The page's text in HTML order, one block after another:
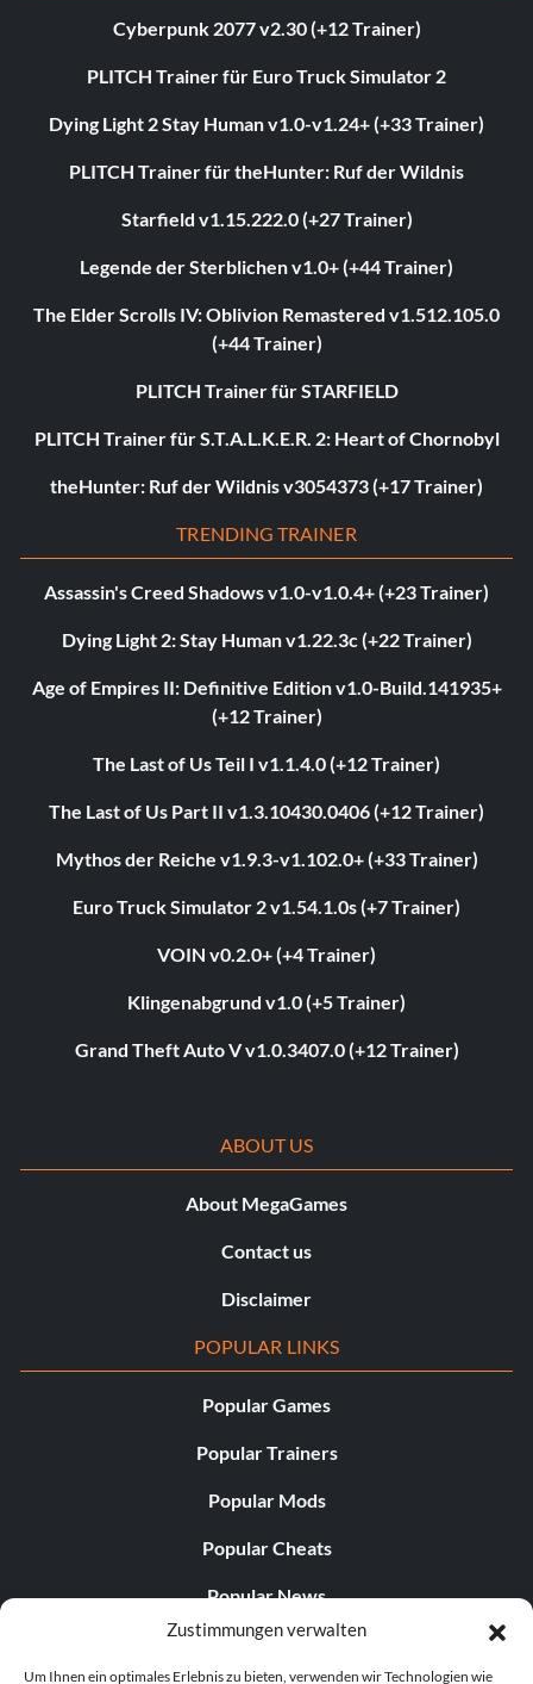
Zustimmungen verwalten
Um Ihnen ein optimales Erlebnis zu bieten, verwenden wir Technologien wie
Cyberpunk 2077 v2.30 (+12 Trainer)
PLITCH Trainer für Euro Truck Simulator 2
Dying Light 2 Stay Human v1.0-v1.24+ (+33 Trainer)
PLITCH Trainer für theHunter: Ruf der Wildnis
Starfield v1.15.222.0 (+27 Trainer)
Legende der Sterblichen v1.0+ (+44 Trainer)
The Elder Scrolls IV: Oblivion Remastered v1.512.105.0
(+44 Trainer)
PLITCH Trainer für STARFIELD
PLITCH Trainer für S.T.A.L.K.E.R. 2: Heart of Chornobyl
theHunter: Ruf der Wildnis v3054373 (+17 Trainer)
TRENDING TRAINER
Assassin's Creed Shadows v1.0-v1.0.4+ (+23 Trainer)
Dying Light 2: Stay Human v1.22.3c (+22 Trainer)
Age of Empires II: Definitive Edition v1.0-Build.141935+
(+12 Trainer)
The Last of Us Teil I v1.1.4.0 (+12 Trainer)
The Last of Us Part II v1.3.10430.0406 (+12 Trainer)
Mythos der Reiche v1.9.3-v1.102.0+ (+33 Trainer)
Euro Truck Simulator 2 v1.54.1.0s (+7 Trainer)
VOIN v0.2.0+ (+4 Trainer)
Klingenabgrund v1.0 (+5 Trainer)
Grand Theft Auto V v1.0.3407.0 (+12 Trainer)
ABOUT US
About MegaGames
Contact us
Disclaimer
POPULAR LINKS
Popular Games
Popular Trainers
Popular Mods
Popular Cheats
Popular News
Popular Editorials